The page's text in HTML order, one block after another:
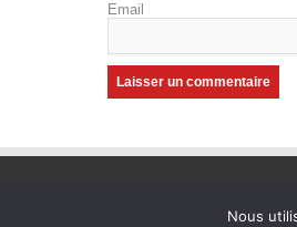
Email
Nous